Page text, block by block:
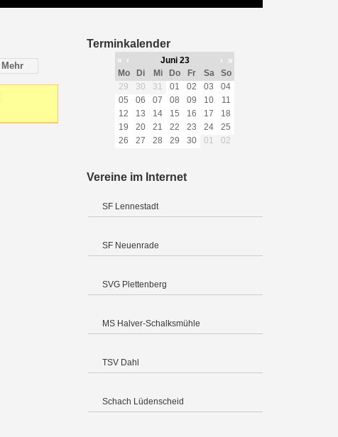
Mehr
Terminkalender
« ‹ Juni 23 ›
»
Mo
Di Mi Do Fr Sa
So
29
30 31 01 02 03
04
05
06 07 08 09 10
11
12
13 14 15 16 17
18
19
20 21 22 23 24
25
26
27 28 29 30 01 02
Vereine im Internet
SF Lennestadt
SF Neuenrade
SVG Plettenberg
MS Halver-Schalksmühle
TSV Dahl
Schach Lüdenscheid